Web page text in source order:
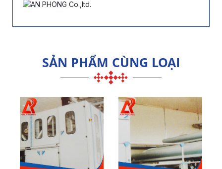
SẢN PHẨM CÙNG LOẠI